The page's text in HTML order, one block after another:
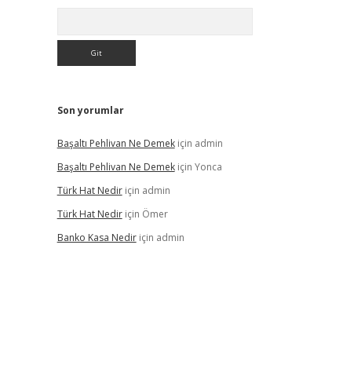
Son yorumlar
Başaltı Pehlivan Ne Demekiçin admin
Başaltı Pehlivan Ne Demekiçin Yonca
Türk Hat Nediriçin admin
Türk Hat Nediriçin Ömer
Banko Kasa Nediriçin admin